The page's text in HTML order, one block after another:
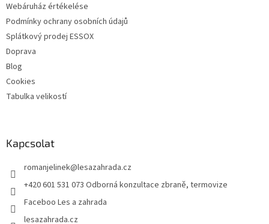
Webáruház értékelése
Podmínky ochrany osobních údajů
Splátkový prodej ESSOX
Doprava
Blog
Cookies
Tabulka velikostí
Kapcsolat
romanjelinek@lesazahrada.cz
+420 601 531 073 Odborná konzultace zbraně, termovize
Faceboo Les a zahrada
lesazahrada.cz